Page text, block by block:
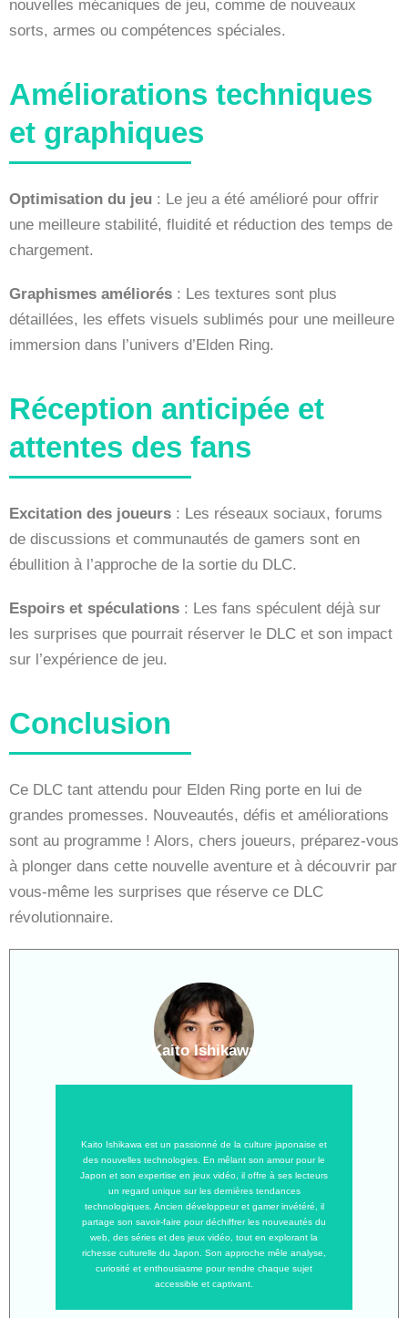
nouvelles mécaniques de jeu, comme de nouveaux
sorts, armes ou compétences spéciales.
Améliorations techniques
et graphiques
Optimisation du jeu : Le jeu a été amélioré pour offrir
une meilleure stabilité, fluidité et réduction des temps de
chargement.
Graphismes améliorés : Les textures sont plus
détaillées, les effets visuels sublimés pour une meilleure
immersion dans l’univers d’Elden Ring.
Réception anticipée et
attentes des fans
Excitation des joueurs : Les réseaux sociaux, forums
de discussions et communautés de gamers sont en
ébullition à l’approche de la sortie du DLC.
Espoirs et spéculations : Les fans spéculent déjà sur
les surprises que pourrait réserver le DLC et son impact
sur l’expérience de jeu.
Conclusion
Ce DLC tant attendu pour Elden Ring porte en lui de
grandes promesses. Nouveautés, défis et améliorations
sont au programme ! Alors, chers joueurs, préparez-vous
à plonger dans cette nouvelle aventure et à découvrir par
vous-même les surprises que réserve ce DLC
révolutionnaire.
Kaito Ishikawa est un passionné de la culture japonaise et
des nouvelles technologies. En mêlant son amour pour le
Japon et son expertise en jeux vidéo, il offre à ses lecteurs
un regard unique sur les dernières tendances
technologiques. Ancien développeur et gamer invétéré, il
partage son savoir-faire pour déchiffrer les nouveautés du
web, des séries et des jeux vidéo, tout en explorant la
richesse culturelle du Japon. Son approche mêle analyse,
curiosité et enthousiasme pour rendre chaque sujet
accessible et captivant.
Kaito Ishikawa